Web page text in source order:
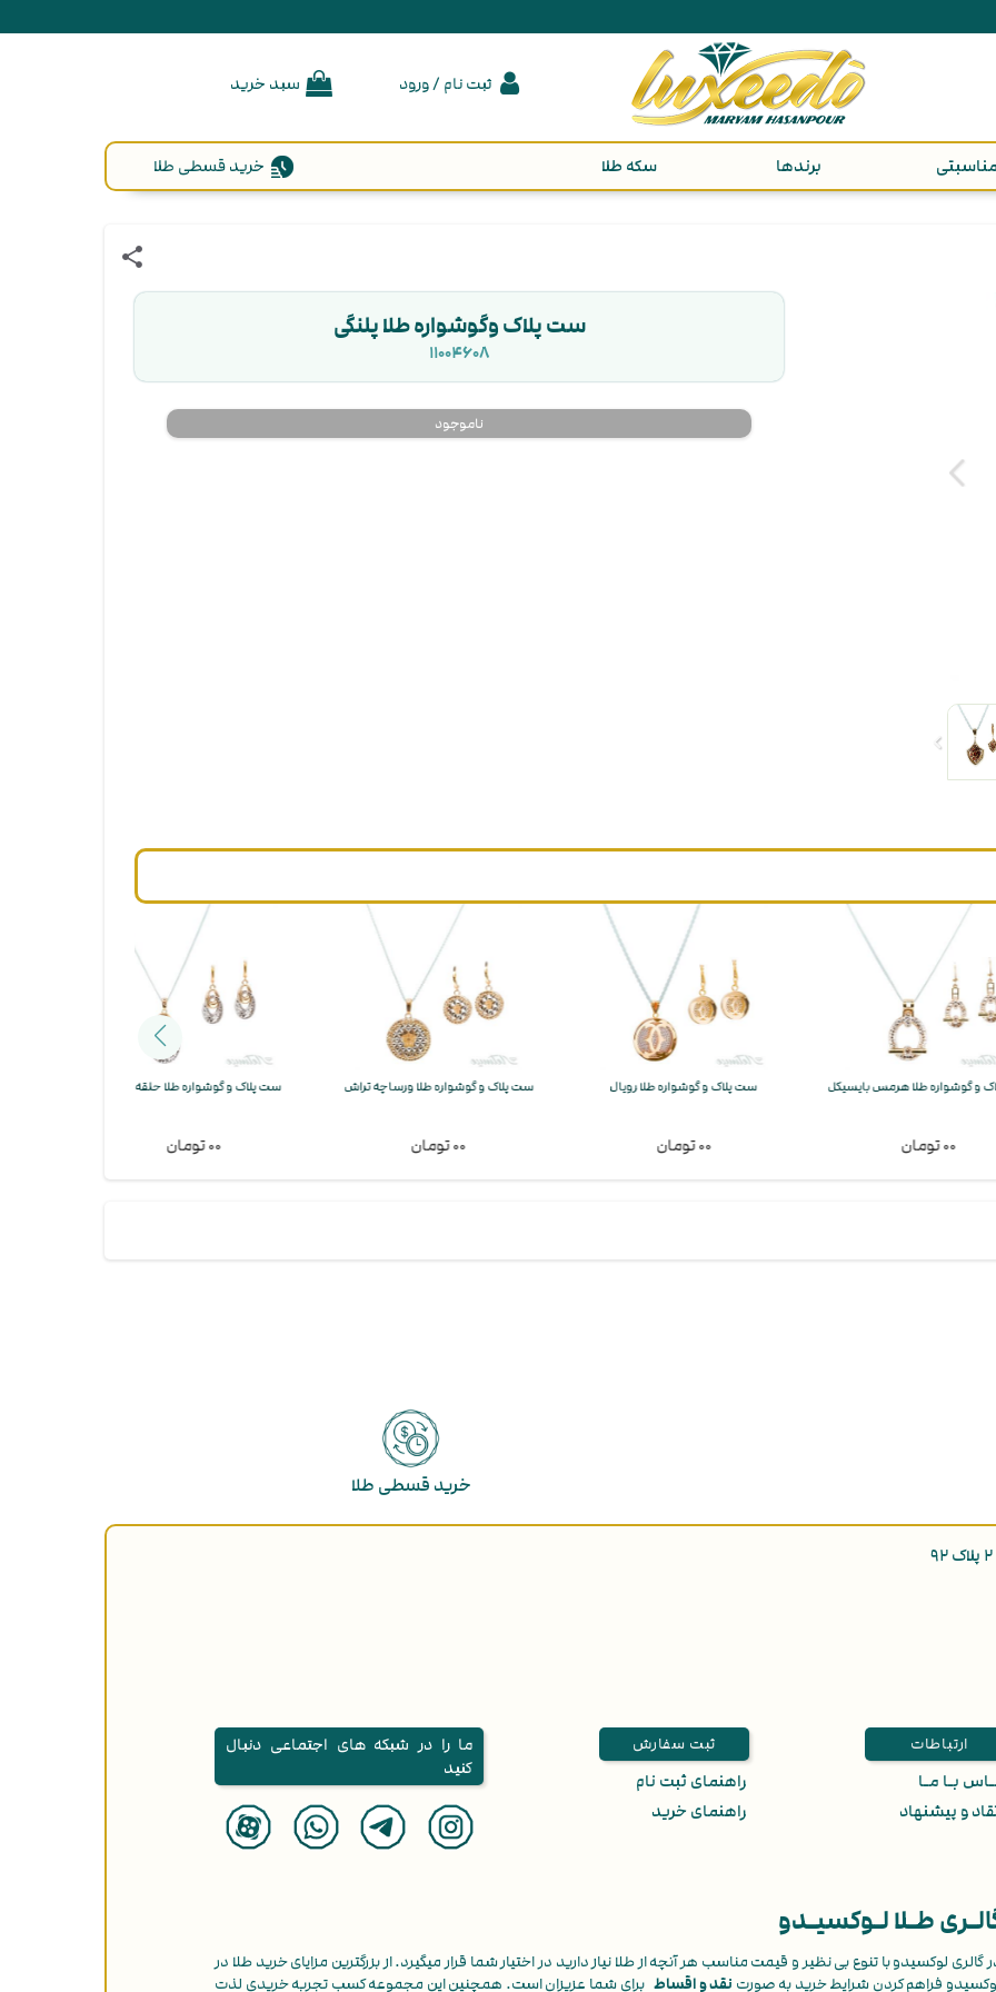
ثبت نام / ورود سبد خرید
مناسبتی برندها سکه طلا خرید قسطی طلا
share
ست پلاک وگوشواره طلا پلنگی
۱۱۰۰۴۶۰۸
طلا هرمس بایسیکل ست پلاک و گوشواره طلا رویال ست پلاک و گوشواره طلا ورساچه تراش ست پلاک و گوشواره طلا حلقه تراش
خرید قسطی طلا
ارتباطات
بـا مـا
و پیشنهاد
ثبت سفارش
راهنمای ثبت نام
راهنمای خرید
ما را در شبکه های اجتماعی دنبال
کنید
طـلا لـوکسیـدو
گالری لوکسیدو با تنوع بی نظیر و قیمت مناسب هر آنچه از طلا نیاز دارید در اختیار شما قرار میگیرد. از بزرگترین مزایای خرید طلا در
فراهم کردن شرایط خرید به صورت نقد و اقساطبرای شما عزیزان است. همچنین این مجموعه کسب تجربه خریدی لذت